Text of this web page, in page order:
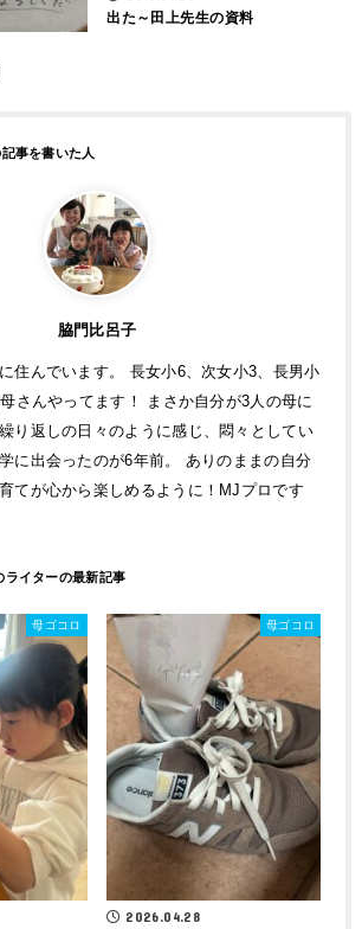
出た～田上先生の資料
脇門比呂子
住んでいます。 長女小6、次女小3、長男小
さんやってます！ まさか自分が3人の母に
り返しの日々のように感じ、悶々としてい
に出会ったのが6年前。 ありのままの自分
てが心から楽しめるように！MJプロです
母ゴコロ 母ゴコロ
2026.04.28